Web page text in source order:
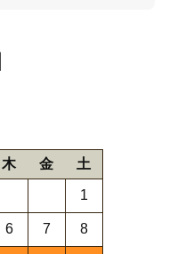
木 金 土
1
6 7 8